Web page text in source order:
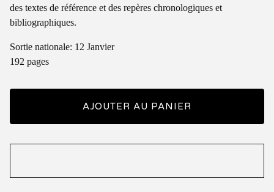
des textes de référence et des repères chronologiques et
bibliographiques.
Sortie nationale: 12 Janvier
192 pages
AJOUTER AU PANIER